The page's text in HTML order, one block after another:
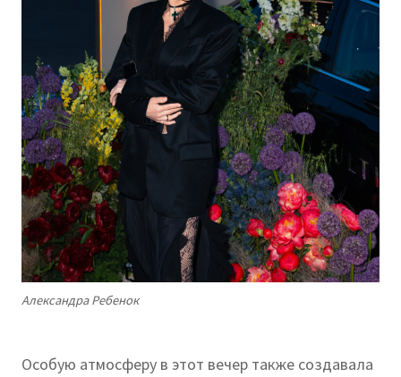
Александра Ребенок
Особую атмосферу в этот вечер также создавала